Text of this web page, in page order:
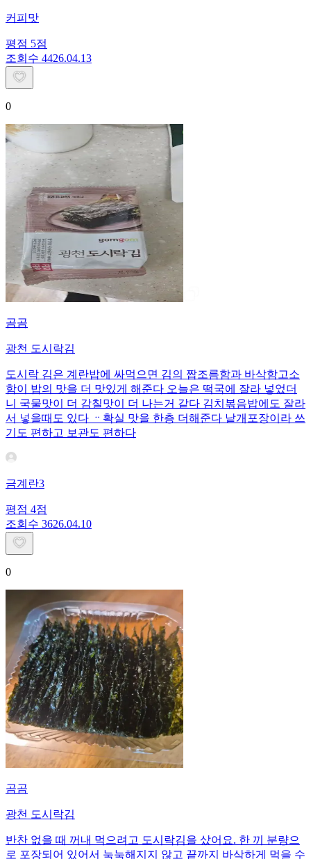
커피맛
평점 5점
조회수 4426.04.13
0
곰곰
광천 도시락김
도시락 김은 계란밥에 싸먹으면 김의 짭조름함과 바삭함고소
함이 밥의 맛을 더 맛있게 해준다 오늘은 떡국에 잘라 넣었더
니 국물맛이 더 감칠맛이 더 나는거 같다 김치볶음밥에도 잘라
서 넣을때도 있다 ᆢ확실 맛을 한층 더해준다 낱개포장이라 쓰
기도 편하고 보관도 편하다
금계란3
평점 4점
조회수 3626.04.10
0
곰곰
광천 도시락김
반찬 없을 때 꺼내 먹으려고 도시락김을 샀어요. 한 끼 분량으
로 포장되어 있어서 눅눅해지지 않고 끝까지 바삭하게 먹을 수